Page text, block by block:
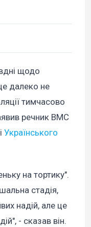
щодо
далеко не
тимчасово
речник ВМС
Українського
на тортику".
стадія,
надій, але це
- сказав він.